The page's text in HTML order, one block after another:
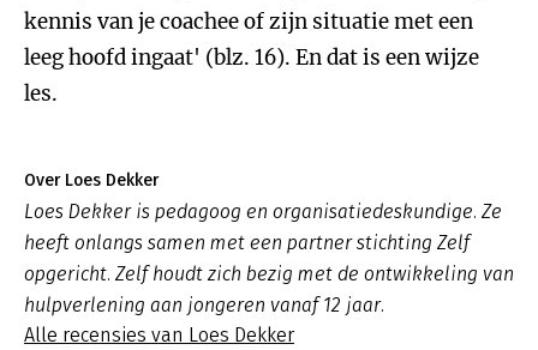
kennis van je coachee of zijn situatie met een
leeg hoofd ingaat' (blz. 16). En dat is een wijze
les.
Over Loes Dekker
Loes Dekker is pedagoog en organisatiedeskundige. Ze
heeft onlangs samen met een partner stichting Zelf
opgericht. Zelf houdt zich bezig met de ontwikkeling van
hulpverlening aan jongeren vanaf 12 jaar.
Alle recensies van Loes Dekker